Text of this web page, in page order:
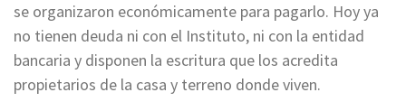
se organizaron económicamente para pagarlo. Hoy ya
no tienen deuda ni con el Instituto, ni con la entidad
bancaria y disponen la escritura que los acredita
propietarios de la casa y terreno donde viven.